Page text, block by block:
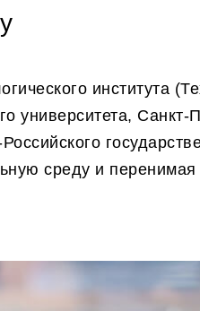
института
университета, Санкт-
среду и